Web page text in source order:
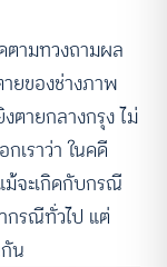
ามทวงถามผล
ยของช่างภาพ
ตายกลางกรุง ไม่
เราว่า ในคดี
จะเกิดกับกรณี
กรณีทั่วไป แต่
น